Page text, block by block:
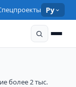
Ру
более 2 тыс.